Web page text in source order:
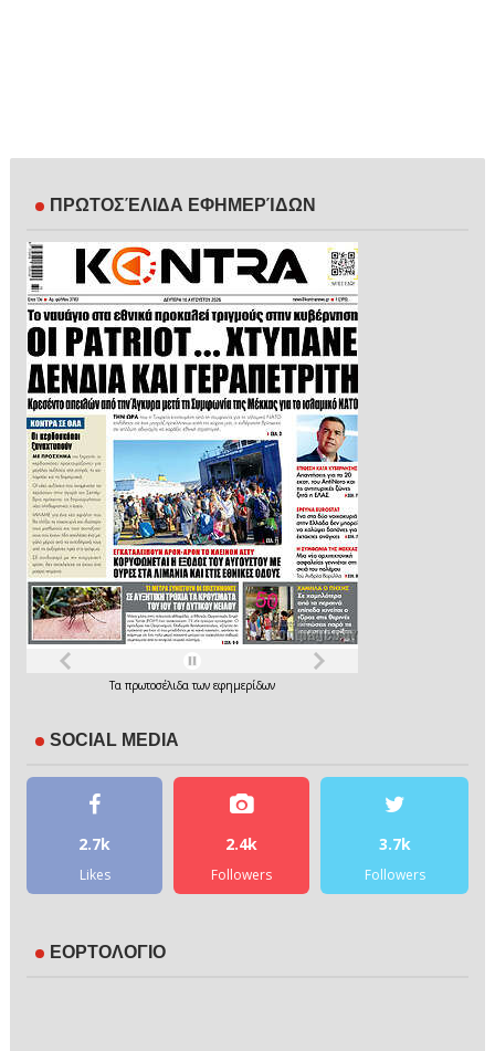
ΠΡΩΤΟΣΈΛΙΔΑ ΕΦΗΜΕΡΊΔΩΝ
Τα πρωτοσέλιδατων εφημερίδων
SOCIAL MEDIA
2.7k
Likes
2.4k
Followers
3.7k
Followers
ΕΟΡΤΟΛΟΓΙΟ